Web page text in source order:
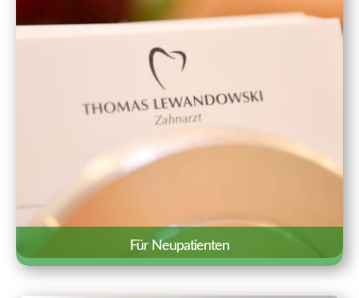
Für Neupatienten